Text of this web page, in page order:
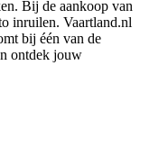
Bij de aankoop van
inruilen. Vaartland.nl
bij één van de
ontdek jouw